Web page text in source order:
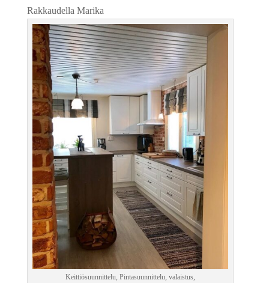
Rakkaudella Marika
Keittiösuunnittelu, Pintasuunnittelu, valaistus,